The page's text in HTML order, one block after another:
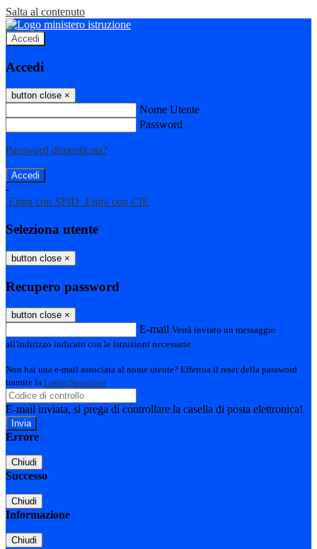
Salta al contenuto
Accedi
Accedi
button close ×
Nome Utente
Password
Password dimenticata?
-
Entra con SPID Entra con CIE
Seleziona utente
button close ×
Recupero password
button close ×
E-mail Verrà inviato un messaggio
all'indirizzo indicato con le istruzioni necessarie.
Non hai una e-mail associata al nome utente? Effettua il reset della password
tramite la Login Spaggiari
E-mail inviata, si prega di controllare la casella di posta elettronica!
Errore
Chiudi
Successo
Chiudi
Informazione
Chiudi